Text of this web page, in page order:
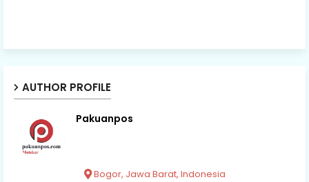
AUTHOR PROFILE
Pakuanpos
Bogor, Jawa Barat, Indonesia